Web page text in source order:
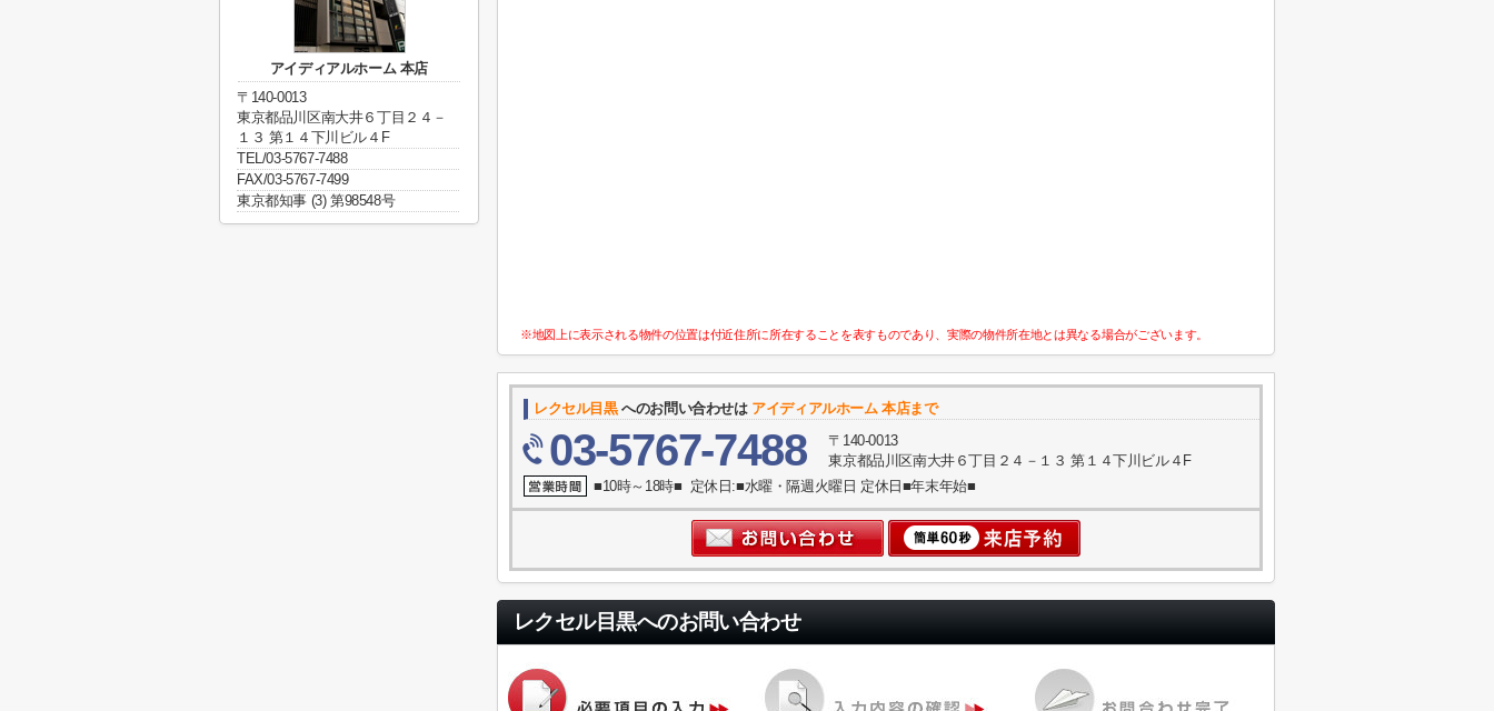
※地図上に表示される物件の位置は付近住所に所在することを表すものであり、実際の物件所在地とは異なる場合がございます。
レクセル目黒へのお問い合わせは アイディアルホーム 本店まで
03-5767-7488
〒140-0013
東京都品川区南大井６丁目２４－１３ 第１４下川ビル４F
■10時～18時■ 定休日:■水曜・隔週火曜日 定休日■年末年始■
レクセル目黒へのお問い合わせ
アイディアルホーム 本店
〒140-0013
東京都品川区南大井６丁目２４－
１３ 第１４下川ビル４F
TEL/03-5767-7488
FAX/03-5767-7499
東京都知事 (3) 第98548号